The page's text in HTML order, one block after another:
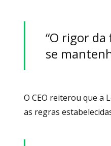
“O rigor da
se
O CEO reiterou que a
as regras